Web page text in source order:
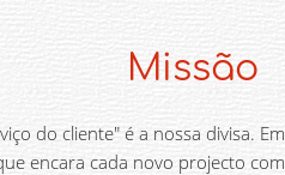
Missão
do cliente" é a nossa divisa.
encara cada novo projecto